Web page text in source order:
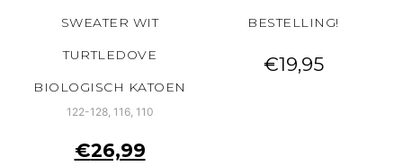
SWEATER WIT
TURTLEDOVE
BIOLOGISCH KATOEN
122-128, 116, 110
€26,99
BESTELLING!
€19,95